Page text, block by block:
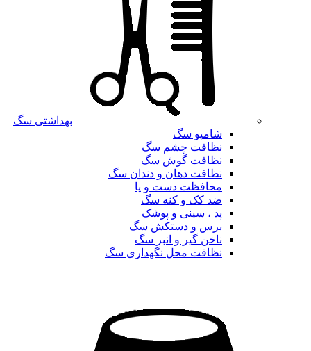
بهداشتی سگ
شامپو سگ
نظافت چشم سگ
نظافت گوش سگ
نظافت دهان و دندان سگ
محافظت دست و پا
ضد کک و کنه سگ
پد ، سینی و پوشک
برس و دستکش سگ
ناخن گیر و انبر سگ
نظافت محل نگهداری سگ